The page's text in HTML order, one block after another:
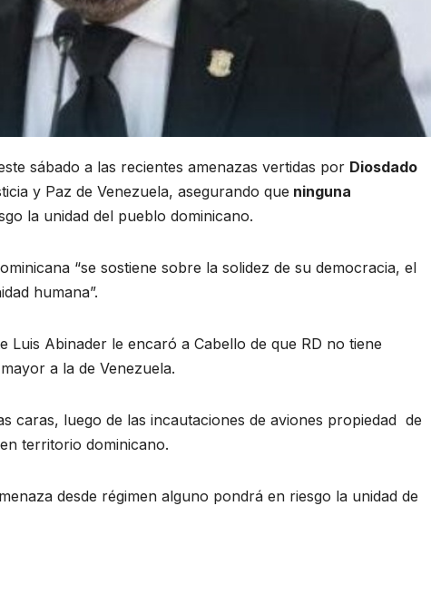
sábado a las recientes amenazas vertidas por Diosdado
y Paz de Venezuela, asegurando que ninguna
la unidad del pueblo dominicano.
“se sostiene sobre la solidez de su democracia, el
humana”.
Luis Abinader le encaró a Cabello de que RD no tiene
a la de Venezuela.
caras, luego de las incautaciones de aviones propiedad de
territorio dominicano.